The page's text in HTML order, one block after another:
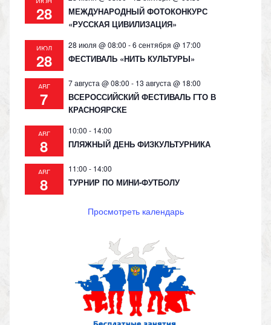
28
МЕЖДУНАРОДНЫЙ ФОТОКОНКУРС
«РУССКАЯ ЦИВИЛИЗАЦИЯ»
ИЮЛ
28
28 июля @ 08:00 -6 сентября @ 17:00
ФЕСТИВАЛЬ «НИТЬ КУЛЬТУРЫ»
АВГ
7
7 августа @ 08:00 - 13 августа @ 18:00
ВСЕРОССИЙСКИЙ ФЕСТИВАЛЬ ГТО В
КРАСНОЯРСКЕ
АВГ
8
10:00 - 14:00
ПЛЯЖНЫЙ ДЕНЬ ФИЗКУЛЬТУРНИКА
АВГ
8
11:00 - 14:00
ТУРНИР ПО МИНИ-ФУТБОЛУ
Просмотреть календарь